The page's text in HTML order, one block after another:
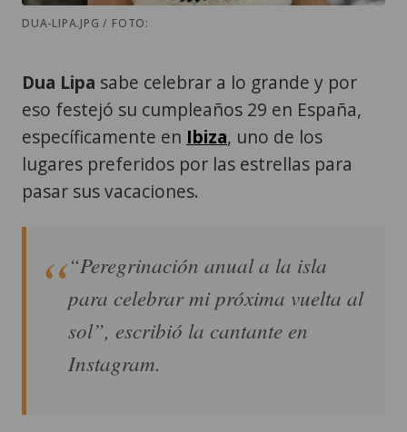
DUA-LIPA.JPG / FOTO:
Dua Lipa sabe celebrar a lo grande y por
eso festejó su cumpleaños 29 en España,
específicamente en Ibiza, uno de los
lugares preferidos por las estrellas para
pasar sus vacaciones.
“Peregrinación anual a la isla
para celebrar mi próxima vuelta al
sol”, escribió la cantante en
Instagram.